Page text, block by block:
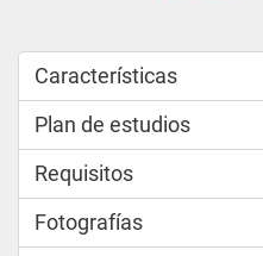
Características
Plan de estudios
Requisitos
Fotografías